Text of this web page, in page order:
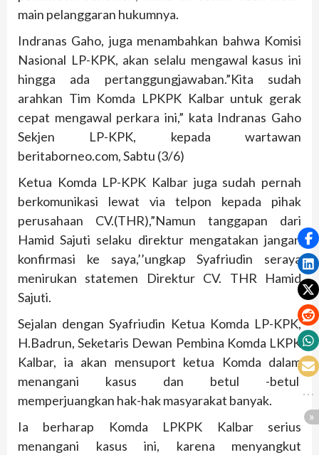
main pelanggaran hukumnya.
Indranas Gaho, juga menambahkan bahwa Komisi
Nasional LP-KPK, akan selalu mengawal kasus ini
hingga ada pertanggungjawaban.”Kita sudah
arahkan Tim Komda LPKPK Kalbar untuk gerak
cepat mengawal perkara ini,” kata Indranas Gaho
Sekjen LP-KPK, kepada wartawan
beritaborneo.com, Sabtu (3/6)
Ketua Komda LP-KPK Kalbar juga sudah pernah
berkomunikasi lewat via telpon kepada pihak
perusahaan CV.(THR),”Namun tanggapan dari
Hamid Sajuti selaku direktur mengatakan jangan
konfirmasi ke saya,’’ungkap Syafriudin seraya
menirukan statemen Direktur CV. THR Hamid
Sajuti.
Sejalan dengan Syafriudin Ketua Komda LP-KPK,
H.Badrun, Seketaris Dewan Pembina Komda LKPK
Kalbar, ia akan mensuport ketua Komda dalam
menangani kasus dan betul -betul
memperjuangkan hak-hak masyarakat banyak.
Ia berharap Komda LPKPK Kalbar serius
menangani kasus ini, karena menyangkut